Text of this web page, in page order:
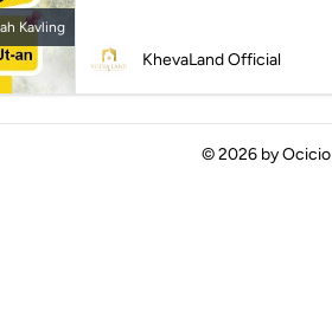
Kavling
KhevaLand Official
© 2026 byOcicio